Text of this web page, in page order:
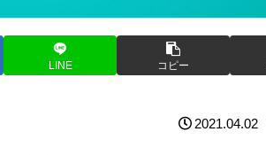
LINE コピー
2021.04.02